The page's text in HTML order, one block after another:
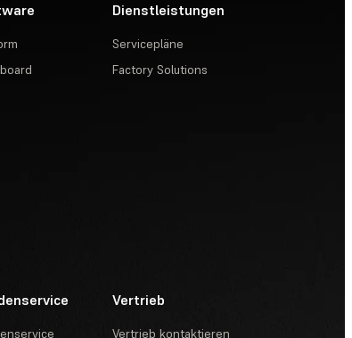
Dienstleistungen
Servicepläne
Factory Solutions
Vertrieb
Vertrieb kontaktieren